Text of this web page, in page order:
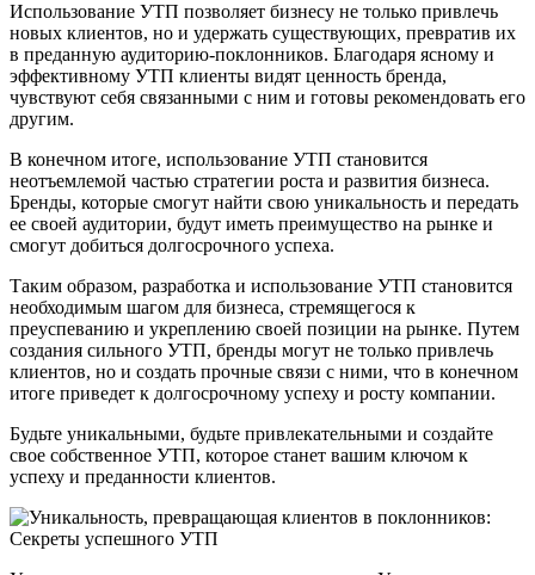
Использование УТП позволяет бизнесу не только привлечь
новых клиентов, но и удержать существующих, превратив их
в преданную аудиторию-поклонников. Благодаря ясному и
эффективному УТП клиенты видят ценность бренда,
чувствуют себя связанными с ним и готовы рекомендовать его
другим.
В конечном итоге, использование УТП становится
неотъемлемой частью стратегии роста и развития бизнеса.
Бренды, которые смогут найти свою уникальность и передать
ее своей аудитории, будут иметь преимущество на рынке и
смогут добиться долгосрочного успеха.
Таким образом, разработка и использование УТП становится
необходимым шагом для бизнеса, стремящегося к
преуспеванию и укреплению своей позиции на рынке. Путем
создания сильного УТП, бренды могут не только привлечь
клиентов, но и создать прочные связи с ними, что в конечном
итоге приведет к долгосрочному успеху и росту компании.
Будьте уникальными, будьте привлекательными и создайте
свое собственное УТП, которое станет вашим ключом к
успеху и преданности клиентов.